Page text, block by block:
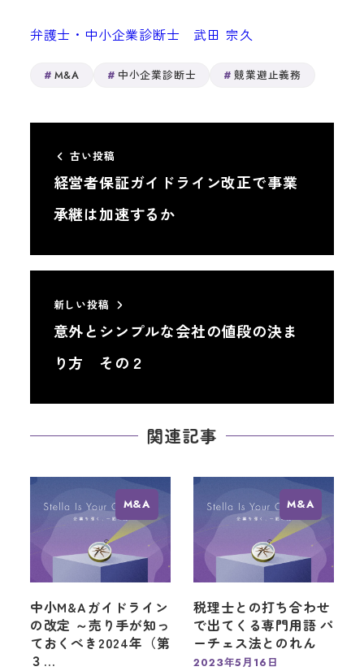
弁護士・中小企業診断士 武田 宗久
M&A 中小企業診断士 競業避止義務
古い投稿
経営者保証ガイドライン改正で事業
承継は加速するか
新しい投稿
意外とシンプルな会社の値段の決ま
り方 その２
関連記事
M&A
中小M&Aガイドライン
の改定 ～売り手が知っ
ておくべき2024年（第
３…
M&A
税理士との打ち合わせ
で出てくる専門用語 パ
ーチェス法とのれん
2023年5月16日